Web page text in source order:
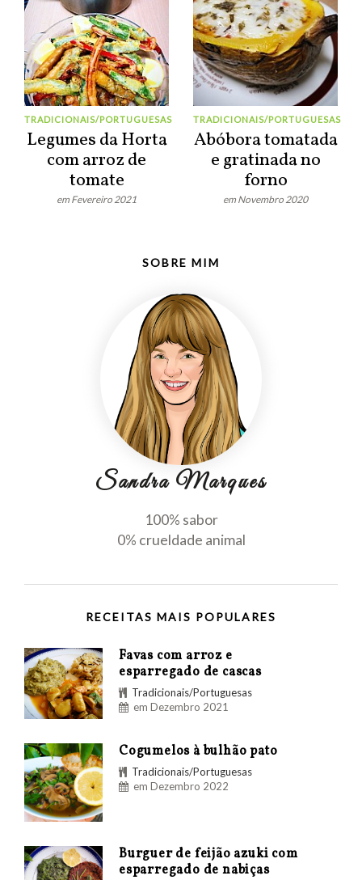
TRADICIONAIS/PORTUGUESAS
Legumes da Horta
com arroz de
tomate
em Fevereiro 2021
TRADICIONAIS/PORTUGUESAS
Abóbora tomatada
e gratinada no
forno
em Novembro 2020
SOBRE MIM
Sandra Marques
100% sabor
0% crueldade animal
RECEITAS MAIS POPULARES
Favas com arroz e
esparregado de cascas
Tradicionais/Portuguesas
em Dezembro 2021
Cogumelos à bulhão pato
Tradicionais/Portuguesas
em Dezembro 2022
Burguer de feijão azuki com
esparregado de nabiças